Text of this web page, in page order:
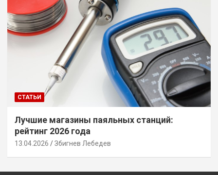
СТАТЬИ
Лучшие магазины паяльных станций:
рейтинг 2026 года
13.04.2026 Збигнев Лебедев